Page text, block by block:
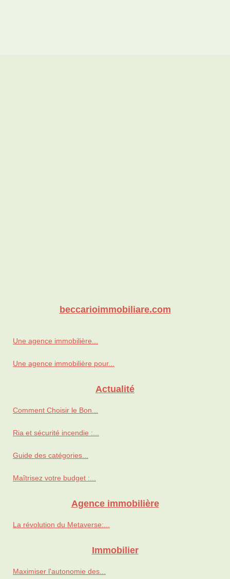
beccarioimmobiliare.com
Une agence immobilière...
Une agence immobilière pour...
Actualité
Comment Choisir le Bon...
Ria et sécurité incendie :...
Guide des catégories...
Maîtrisez votre budget :...
Agence immobilière
La révolution du Metaverse:...
Immobilier
Maximiser l'autonomie des...